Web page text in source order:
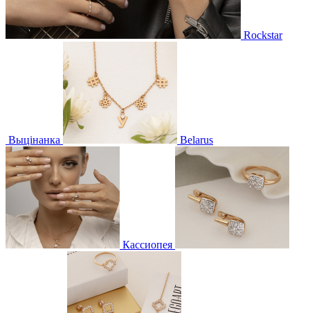
Rockstar
Выцінанка Belarus
Кассиопея